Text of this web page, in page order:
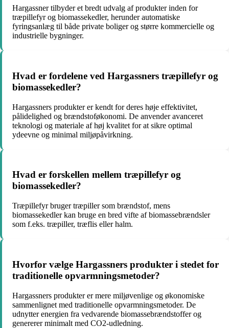
Hargassner tilbyder et bredt udvalg af produkter inden for
træpillefyr og biomassekedler, herunder automatiske
fyringsanlæg til både private boliger og større kommercielle og
industrielle bygninger.
Hvad er fordelene ved Hargassners træpillefyr og
biomassekedler?
Hargassners produkter er kendt for deres høje effektivitet,
pålidelighed og brændstoføkonomi. De anvender avanceret
teknologi og materiale af høj kvalitet for at sikre optimal
ydeevne og minimal miljøpåvirkning.
Hvad er forskellen mellem træpillefyr og
biomassekedler?
Træpillefyr bruger træpiller som brændstof, mens
biomassekedler kan bruge en bred vifte af biomassebrændsler
som f.eks. træpiller, træflis eller halm.
Hvorfor vælge Hargassners produkter i stedet for
traditionelle opvarmningsmetoder?
Hargassners produkter er mere miljøvenlige og økonomiske
sammenlignet med traditionelle opvarmningsmetoder. De
udnytter energien fra vedvarende biomassebrændstoffer og
genererer minimalt med CO2-udledning.